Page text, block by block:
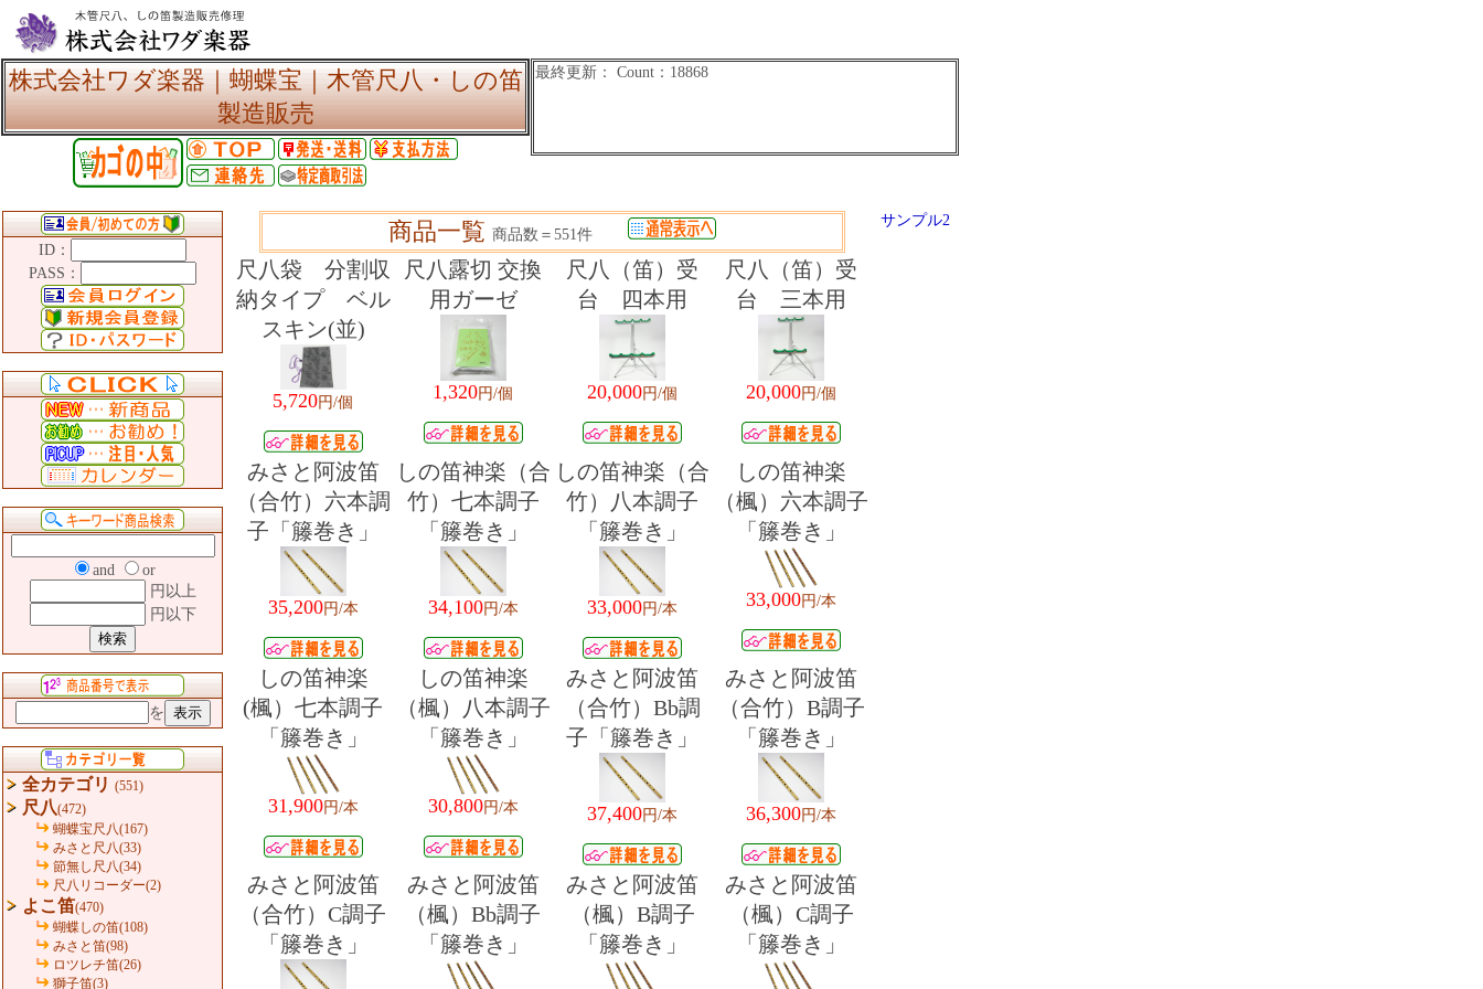
株式会社ワダ楽器｜蝴蝶宝｜木管尺八・しの笛
製造販売
ID：
PASS：
and
or
円以上
円以下
を
全カテゴリ (551)
尺八(472)
蝴蝶宝尺八(167)
みさと尺八(33)
節無し尺八(34)
尺八リコーダー(2)
よこ笛(470)
蝴蝶しの笛(108)
みさと笛(98)
ロツレチ笛(26)
獅子笛(3)
商品一覧 商品数＝551件
尺八袋 分割収
納タイプ ベル
スキン(並)
5,720円/個
尺八露切 交換
用ガーゼ
1,320円/個
尺八（笛）受
台 四本用
20,000円/個
尺八（笛）受
台 三本用
20,000円/個
みさと阿波笛
（合竹）六本調
子「籐巻き」
35,200円/本
しの笛神楽（合
竹）七本調子
「籐巻き」
34,100円/本
しの笛神楽（合
竹）八本調子
「籐巻き」
33,000円/本
しの笛神楽
（楓）六本調子
「籐巻き」
33,000円/本
しの笛神楽
(楓）七本調子
「籐巻き」
31,900円/本
しの笛神楽
（楓）八本調子
「籐巻き」
30,800円/本
みさと阿波笛
（合竹）Bb調
子「籐巻き」
37,400円/本
みさと阿波笛
（合竹）B調子
「籐巻き」
36,300円/本
みさと阿波笛
（合竹）C調子
「籐巻き」
みさと阿波笛
（楓）Bb調子
「籐巻き」
みさと阿波笛
（楓）B調子
「籐巻き」
みさと阿波笛
（楓）C調子
「籐巻き」
サンプル2